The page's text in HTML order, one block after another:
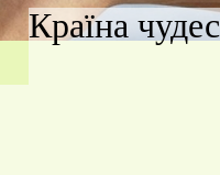
Країна чудес